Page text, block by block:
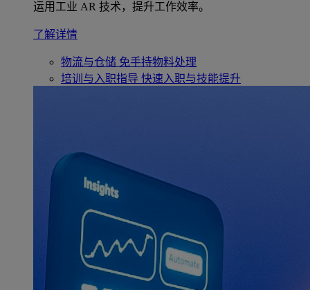
运用工业 AR 技术，提升工作效率。
了解详情
物流与仓储 免手持物料处理
培训与入职指导 快速入职与技能提升